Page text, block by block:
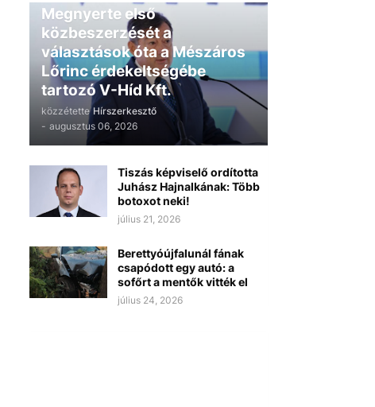
Megnyerte első
közbeszerzését a
választások óta a Mészáros
Lőrinc érdekeltségébe
tartozó V-Híd Kft.
közzétette Hírszerkesztő
- augusztus 06, 2026
Tiszás képviselő ordította
Juhász Hajnalkának: Több
botoxot neki!
július 21, 2026
Berettyóújfalunál fának
csapódott egy autó: a
sofőrt a mentők vitték el
július 24, 2026